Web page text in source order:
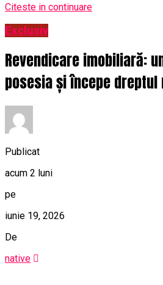
Citeste in continuare
Exclusiv
Revendicare imobiliară:
posesia și începe dreptul
Publicat
acum 2 luni
pe
iunie 19, 2026
De
native